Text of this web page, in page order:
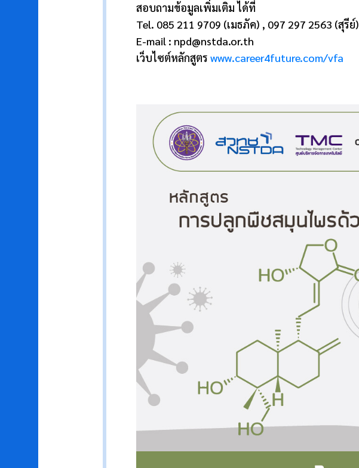
สอบถามข้อมูลเพิ่มเติม ได้ที่
Tel. 085 211 9709 (เมธภัค) , 097 297 2563 (สุรีย์)
E-mail : npd@nstda.or.th
เว็บไซต์หลักสูตร www.career4future.com/vfa